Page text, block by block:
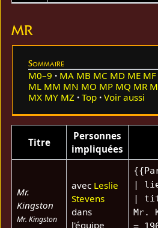
MR
Sommaire
M0–9 MA MB MC MD ME MF
ML MM MN MO MP MQ MR
MX MY MZ Top Voir aussi
Titre
Personnes
impliquées
Mr.
Kingston
Mr. Kingston
avec Leslie
Stevens
dans
l'équipe
|
|
Mr.